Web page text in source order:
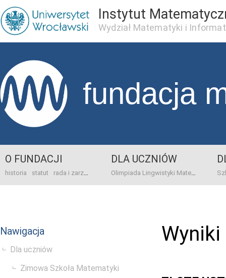
Instytut
Wydział Matematyki i
fundacja
O FUNDACJI
historia statut rada i zarząd dane bankowo-adresowe kontakt
DLA UCZNIÓW
Olimpiada Lingwistyki Matematycznej
Nawigacja
Dla uczniów
Zimowa Szkoła Matematyki
Wyniki